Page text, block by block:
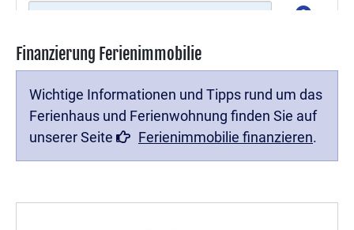
Finanzierung Ferienimmobilie
Wichtige Informationen und Tipps rund um das
Ferienhaus und Ferienwohnung finden Sie auf
unserer Seite
Ferienimmobilie finanzieren.